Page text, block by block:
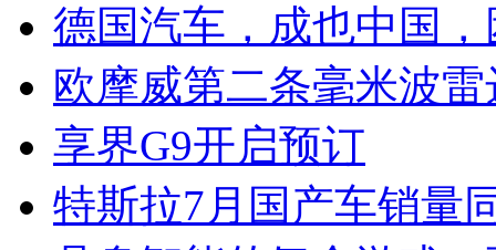
德国汽车，成也中国
欧摩威第二条毫米波
享界G9开启预订
特斯拉7月国产车销量